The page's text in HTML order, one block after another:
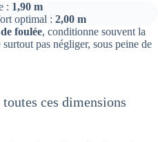
: 1,90 m
optimal : 2,00 m
foulée, conditionne souvent la
pas négliger, sous peine de
ces dimensions